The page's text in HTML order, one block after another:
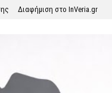
Διαφήμιση στο InVeria.gr